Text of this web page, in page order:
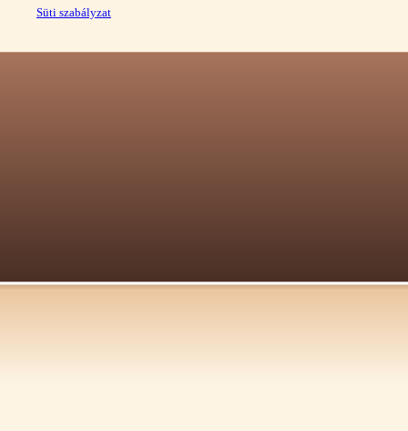
Süti szabályzat